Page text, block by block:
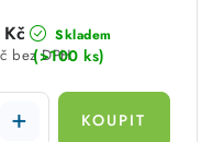
Skladem
(>100 ks)
bez DPH